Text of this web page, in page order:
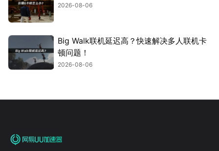
2026-08-06
Big Walk联机延迟高？快速解决多人联机卡
顿问题！
2026-08-06